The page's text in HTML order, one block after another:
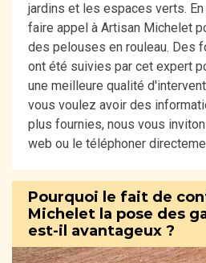
jardins et les espaces verts.
faire appel à Artisan Michelet
des pelouses en rouleau. Des
ont été suivies par cet expert
une meilleure qualité
vous voulez avoir des
plus fournies, nous vous
web ou le téléphoner
Pourquoi le fait de
Michelet la pose des
est-il avantageux ?